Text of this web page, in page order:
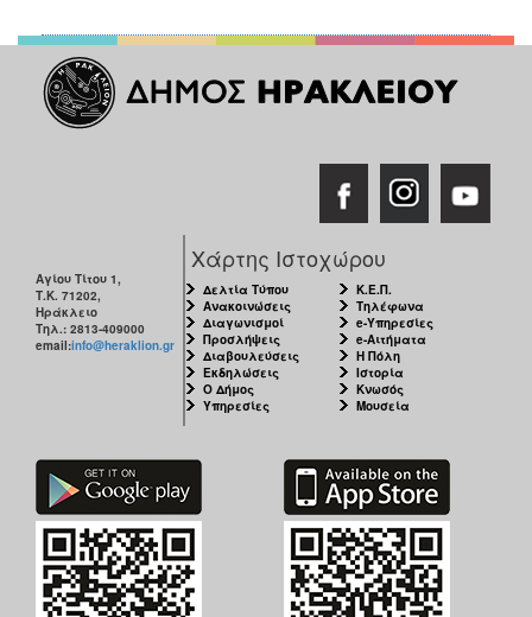
Αγίου Τίτου 1,
Τ.Κ. 71202,
Ηράκλειο
Τηλ.: 2813-409000
email:info@heraklion.gr
Χάρτης Ιστοχώρου
Δελτία Τύπου
Ανακοινώσεις
Διαγωνισμοί
Προσλήψεις
Διαβουλεύσεις
Εκδηλώσεις
Ο Δήμος
Υπηρεσίες
Κ.Ε.Π.
Τηλέφωνα
e-Υπηρεσίες
e-Αιτήματα
Η Πόλη
Ιστορία
Κνωσός
Μουσεία